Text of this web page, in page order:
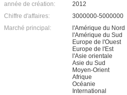
année de création:
2012
Chiffre d'affaires:
3000000-5000000
Marché principal:
l'Amérique du Nord
l'Amérique du Sud
Europe de l'Ouest
Europe de l'Est
l'Asie orientale
Asie du Sud
Moyen-Orient
Afrique
Océanie
International